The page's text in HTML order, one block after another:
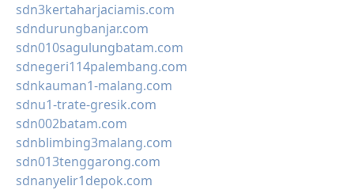
sdn3kertaharjaciamis.com
sdndurungbanjar.com
sdn010sagulungbatam.com
sdnegeri114palembang.com
sdnkauman1-malang.com
sdnu1-trate-gresik.com
sdn002batam.com
sdnblimbing3malang.com
sdn013tenggarong.com
sdnanyelir1depok.com